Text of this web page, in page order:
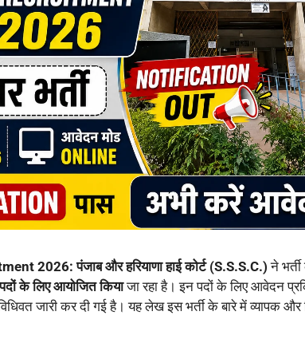
2026: पंजाब और हरियाणा हाई कोर्ट (S.S.S.C.)ने
के लिए आयोजित कियाजा रहा है। इन पदों के लिए आवेदन
जारी कर दी गई है। यह लेख इस भर्ती के बारे में व्यापक और